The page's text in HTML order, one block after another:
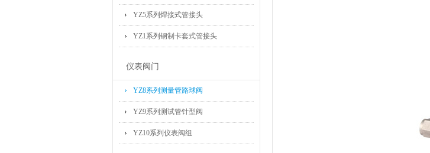
YZ5系列焊接式管接头
YZ1系列钢制卡套式管接头
仪表阀门
YZ8系列测量管路球阀
YZ9系列测试管针型阀
YZ10系列仪表阀组